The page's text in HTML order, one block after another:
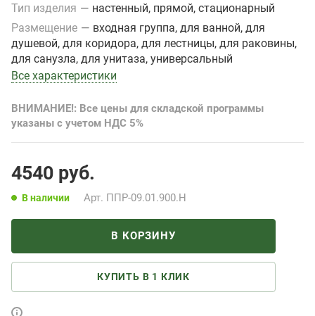
Тип изделия — настенный, прямой, стационарный
Размещение — входная группа, для ванной, для
душевой, для коридора, для лестницы, для раковины,
для санузла, для унитаза, универсальный
Все характеристики
ВНИМАНИЕ!: Все цены для складской программы
указаны с учетом НДС 5%
4540 руб.
В наличии Арт. ППР-09.01.900.Н
В КОРЗИНУ
КУПИТЬ В 1 КЛИК